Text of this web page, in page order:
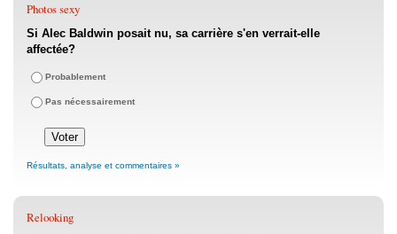
Photos sexy
Si Alec Baldwin posait nu, sa carrière s'en verrait-elle
affectée?
Probablement
Pas nécessairement
Résultats, analyse et commentaires »
Relooking